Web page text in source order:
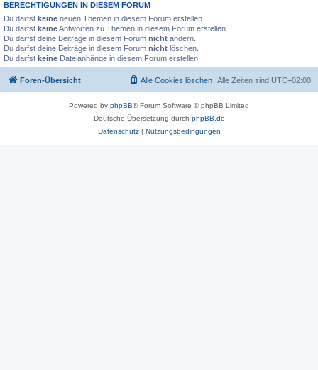
BERECHTIGUNGEN IN DIESEM FORUM
Du darfst keine neuen Themen in diesem Forum erstellen.
Du darfst keineAntworten zu Themen in diesem Forum erstellen.
Du darfst deine Beiträge in diesem Forum nicht ändern.
Du darfst deine Beiträge in diesem Forum nicht löschen.
Du darfst keine Dateianhänge in diesem Forum erstellen.
Foren-Übersicht Alle Zeiten sind UTC+02:00
Alle Cookies löschen
Powered by phpBB® Forum Software © phpBB Limited
Deutsche Übersetzung durch phpBB.de
Datenschutz| Nutzungsbedingungen